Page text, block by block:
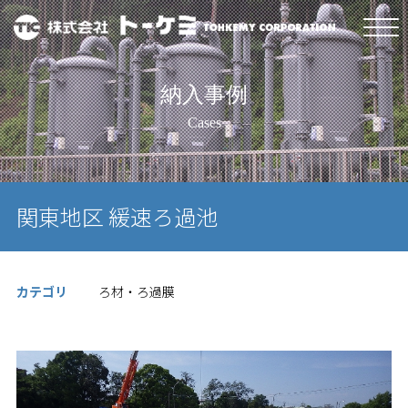
納入事例
Cases
関東地区 緩速ろ過池
カテゴリ ろ材・ろ過膜